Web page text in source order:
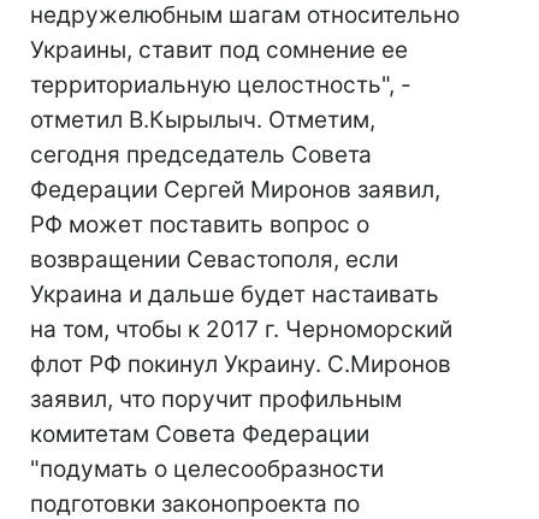
недружелюбным шагам относительно
Украины, ставит под сомнение ее
территориальную целостность", -
отметил В.Кырылыч. Отметим,
сегодня председатель Совета
Федерации Сергей Миронов заявил,
РФ может поставить вопрос о
возвращении Севастополя, если
Украина и дальше будет настаивать
на том, чтобы к 2017 г. Черноморский
флот РФ покинул Украину. С.Миронов
заявил, что поручит профильным
комитетам Совета Федерации
"подумать о целесообразности
подготовки законопроекта по